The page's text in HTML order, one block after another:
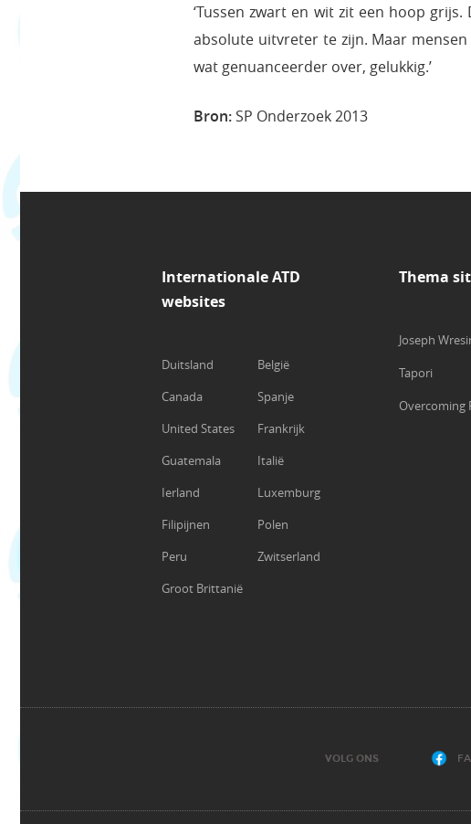
‘Tussen zwart en wit zit een hoop
absolute uitvreter te zijn. Maar
wat genuanceerder over, gelukkig.’
Bron: SP Onderzoek 2013
Internationale ATD
websites
Duitsland
België
Canada
Spanje
United States
Frankrijk
Guatemala
Italië
Ierland
Luxemburg
Filipijnen
Polen
Peru
Zwitserland
Groot Brittanië
Thema
Joseph
Tapori
Overcoming
VOLG ONS